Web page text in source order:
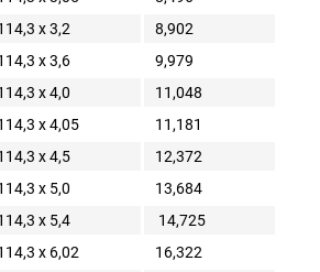
x 3,2
8,902
x 3,6
9,979
x 4,0
11,048
x 4,05
11,181
x 4,5
12,372
x 5,0
13,684
x 5,4
14,725
x 6,02 16,322